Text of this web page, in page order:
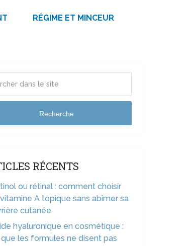
RÉGIME ET MINCEUR
Recherche
RÉCENTS
ou rétinal : comment choisir
A topique sans abîmer sa
cutanée
hyaluronique en cosmétique :
les formules ne disent pas